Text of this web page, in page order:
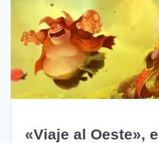
«Viaje al Oeste»,